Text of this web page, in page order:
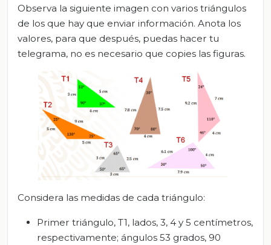
Observa la siguiente imagen con varios triángulos
de los que hay que enviar información. Anota los
valores, para que después, puedas hacer tu
telegrama, no es necesario que copies las figuras.
Considera las medidas de cada triángulo:
Primer triángulo, T1, lados, 3, 4 y 5 centímetros,
respectivamente; ángulos 53 grados, 90